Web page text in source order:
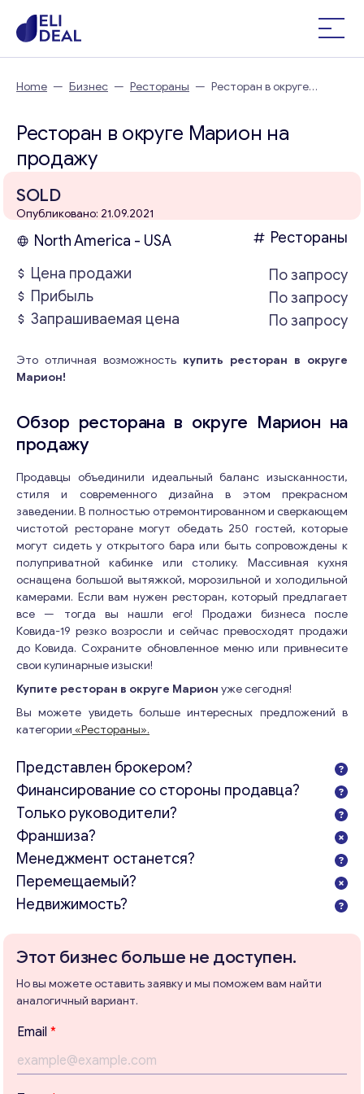
Home — Бизнес — Рестораны — Ресторан в округе
Ресторан в округе Марион на
продажу
SOLD
Опубликовано: 21.09.2021
North America - USA
Рестораны
Цена продажи
По запросу
Прибыль
По запросу
Запрашиваемая цена
По запросу
Это отличная возможность купить ресторан в округе
Марион!
Обзор ресторана в округе Марион на
продажу
Продавцы объединили идеальный баланс изысканности,
стиля и современного дизайна в этом прекрасном
заведении. В полностью отремонтированном и сверкающем
чистотой ресторане могут обедать 250 гостей, которые
могут сидеть у открытого бара или быть сопровождены к
полуприватной кабинке или столику. Массивная кухня
оснащена большой вытяжкой, морозильной и холодильной
камерами. Если вам нужен ресторан, который предлагает
все — тогда вы нашли его! Продажи бизнеса после
Ковида-19 резко возросли и сейчас превосходят продажи
до Ковида. Сохраните обновленное меню или привнесите
свои кулинарные изыски!
Купите ресторан в округе Марион уже сегодня!
Вы можете увидеть больше интересных предложений в
категории «Рестораны».
Представлен брокером?
Финансирование со стороны продавца?
Только руководители?
Франшиза?
Менеджмент останется?
Перемещаемый?
Недвижимость?
Этот бизнес больше не доступен.
Но вы можете оставить заявку и мы поможем вам найти
аналогичный вариант.
Email *